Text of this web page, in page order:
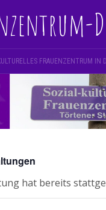
FRAUENZENTRUM IN
hat bereits